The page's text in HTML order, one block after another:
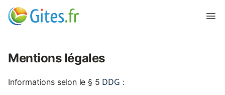
Mentions légales
Informations selon le § 5 DDG :